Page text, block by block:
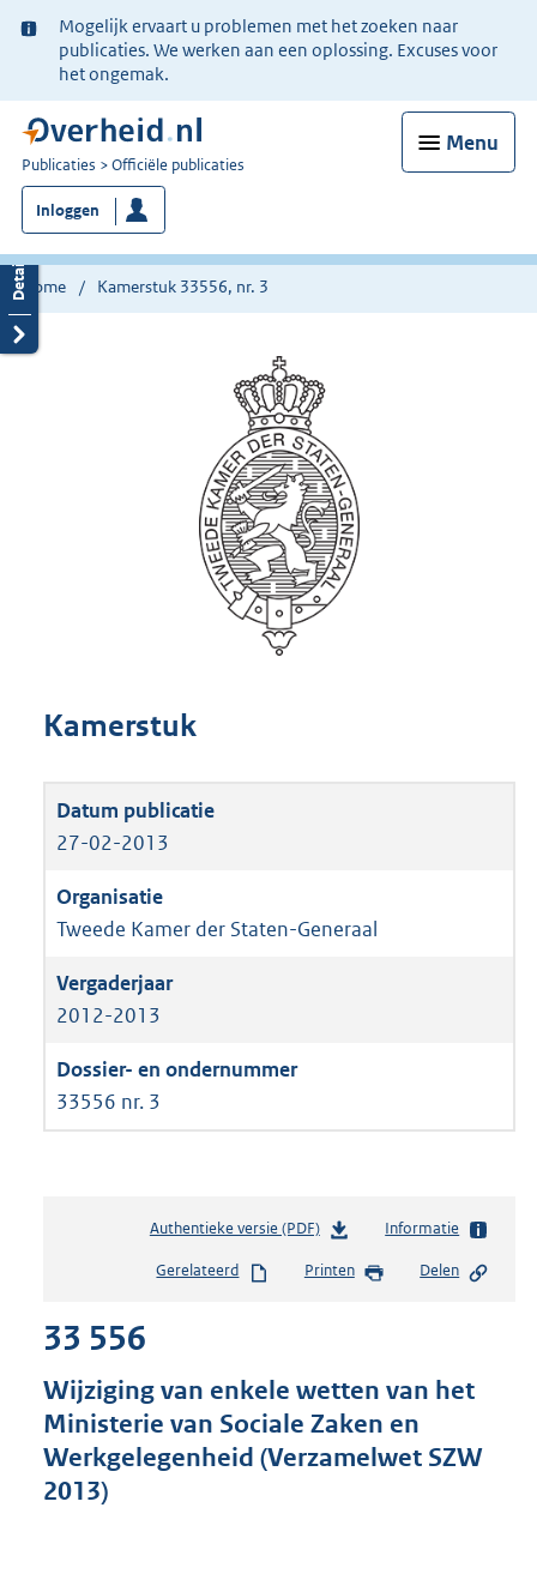
Ter
informatie:
Mogelijk ervaart u problemen met het zoeken naar
publicaties. We werken aan een oplossing. Excuses voor
het ongemak.
Menu
U
bent
nu
hier:
Publicaties Officiële publicaties
Inloggen
Home Kamerstuk 33556, nr. 3
Kamerstuk
27-02-2013
Tweede Kamer der Staten-Generaal
2012-2013
33556 nr. 3
Authentieke versie (PDF)b
s
s
g
r
Informatie
Gerelateerd Printen Delen
33 556
Wijziging van enkele wetten van het
Ministerie van Sociale Zaken en
Werkgelegenheid (Verzamelwet SZW
2013)